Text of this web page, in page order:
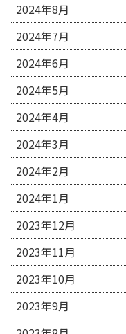
2024年8月
2024年7月
2024年6月
2024年5月
2024年4月
2024年3月
2024年2月
2024年1月
2023年12月
2023年11月
2023年10月
2023年9月